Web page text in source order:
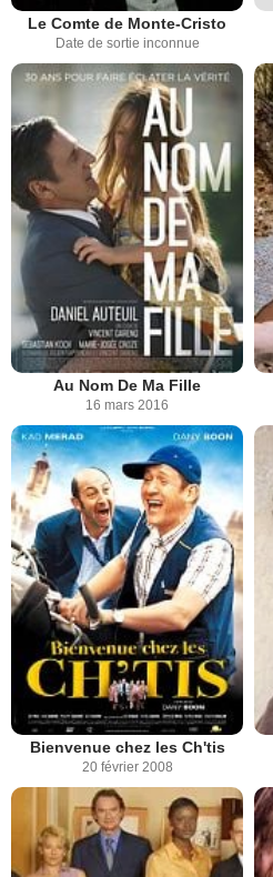
Le Comte de Monte-Cristo
Date de sortie inconnue
Au Nom De Ma Fille
16 mars 2016
Bienvenue chez les Ch'tis
20 février 2008